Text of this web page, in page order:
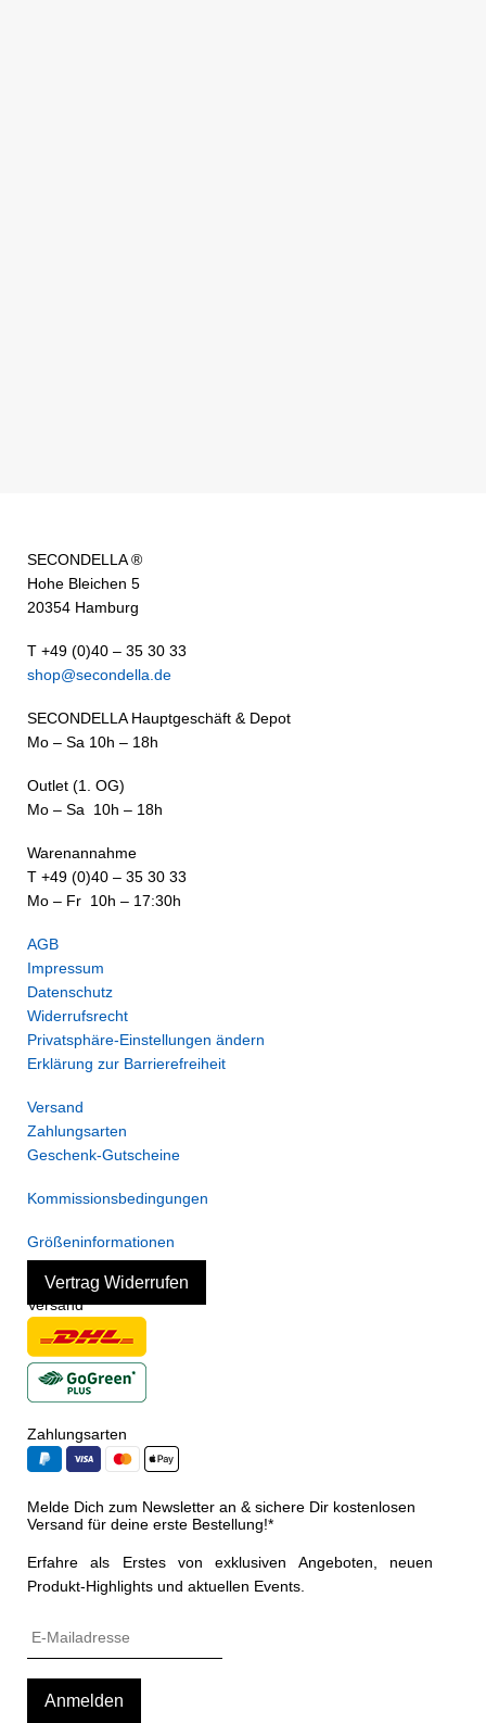
SECONDELLA ®
Hohe Bleichen 5
20354 Hamburg
T +49 (0)40 – 35 30 33
shop@secondella.de
SECONDELLA Hauptgeschäft & Depot
Mo – Sa 10h – 18h
Outlet (1. OG)
Mo – Sa 10h – 18h
Warenannahme
T +49 (0)40 – 35 30 33
Mo – Fr 10h – 17:30h
AGB
Impressum
Datenschutz
Widerrufsrecht
Privatsphäre-Einstellungen ändern
Erklärung zur Barrierefreiheit
Versand
Zahlungsarten
Geschenk-Gutscheine
Kommissionsbedingungen
Größeninformationen
Vertrag Widerrufen
Versand
Zahlungsarten
Melde Dich zum Newsletter an & sichere Dir kostenlosen
Versand für deine erste Bestellung!*
Erfahre als Erstes von exklusiven Angeboten, neuen
Produkt-Highlights und aktuellen Events.